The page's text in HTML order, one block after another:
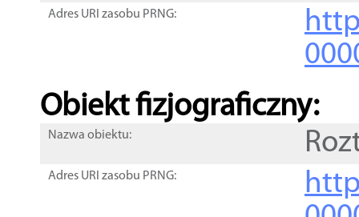
Adres URI zasobu PRNG:
Obiekt fizjograficzny:
Nazwa obiektu:
Adres URI zasobu PRNG: